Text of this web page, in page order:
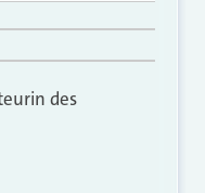
des